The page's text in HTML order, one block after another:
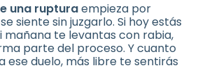
una rupturaempieza por
siente sin juzgarlo. Si hoy estás
mañana te levantas con rabia,
parte del proceso. Y cuanto
ese duelo, más libre te sentirás